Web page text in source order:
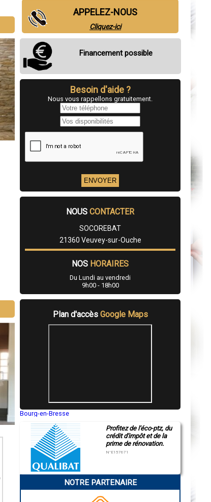
APPELEZ-NOUS
Cliquez-ici
Financement possible
Besoin d'aide ?
Nous vous rappellons gratuitement.
NOUS CONTACTER
SOCOREBAT
21360 Veuvey-sur-Ouche
NOS HORAIRES
Du Lundi au vendredi
9h00 - 18h00
Plan d'accès Google Maps
Bourg-en-Bresse
Montluçon
Manosque
Gap
Charleville-Mézières
Pamiers
Narbonne
Profitez de l'éco-ptz, du
crédit d'impôt et de la
prime de rénovation.
N°E157671
NOTRE PARTENAIRE